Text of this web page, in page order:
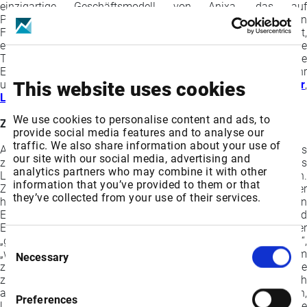
This website uses cookies
We use cookies to personalise content and ads, to
provide social media features and to analyse our
traffic. We also share information about your use of
our site with our social media, advertising and
analytics partners who may combine it with other
information that you’ve provided to them or that
they’ve collected from your use of their services.
Consent
Selection
Necessary
Preferences
einzigartige Geschäftsmodell von Anixa, das auf
Partnerschaften mit weltweit anerkannten
Forschungseinrichtungen in allen Entwicklungsstadien setzt,
ermöglicht es dem Unternehmen, kontinuierlich neue
Technologien in komplementären Bereichen für die weitere
Entwicklung und Vermarktung zu prüfen. Erfahren Sie mehr
unterwww.anixa.comoder folgen Sie Anixa auf Twitter,
LinkedIn,FacebookundYouTube.
Zukunftsgerichtete Aussagen
Aussagen, die keine historischen Fakten darstellen, können als
zukunftsgerichtete Aussagen im Sinne des Private Securities
Litigation Reform Act von 1995 betrachtet werden.
Zukunftsgerichtete Aussagen sind keine Aussagen über
historische Fakten, sondern spiegeln vielmehr die aktuellen
Erwartungen von Anixa hinsichtlich zukünftiger Ereignisse und
Ergebnisse wider. Wir verwenden im Allgemeinen die Wörter
„glauben“, „erwarten“, „beabsichtigen“, „planen“, „vorhersehen“,
„wahrscheinlich“, „werden“ und ähnliche Ausdrücke, um
zukunftsgerichtete Aussagen zu kennzeichnen. Solche
zukunftsgerichteten Aussagen, einschließlich solcher, die sich
auf unsere Erwartungen beziehen, beinhalten Risiken,